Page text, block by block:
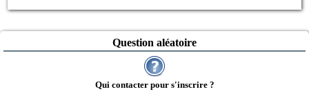
Question aléatoire
Qui contacter pour s'inscrire ?